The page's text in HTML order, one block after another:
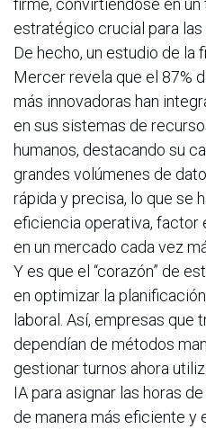
firme, convirtiéndose en
estratégico crucial para las
De hecho, un estudio de la
Mercer revela que el 87%
más innovadoras han
en sus sistemas de
humanos, destacando su
grandes volúmenes de
rápida y precisa, lo que se
eficiencia operativa, factor
en un mercado cada vez
Y es que el “corazón” de
en optimizar la
laboral. Así, empresas que
dependían de métodos
gestionar turnos ahora
IA para asignar las horas
de manera más eficiente y